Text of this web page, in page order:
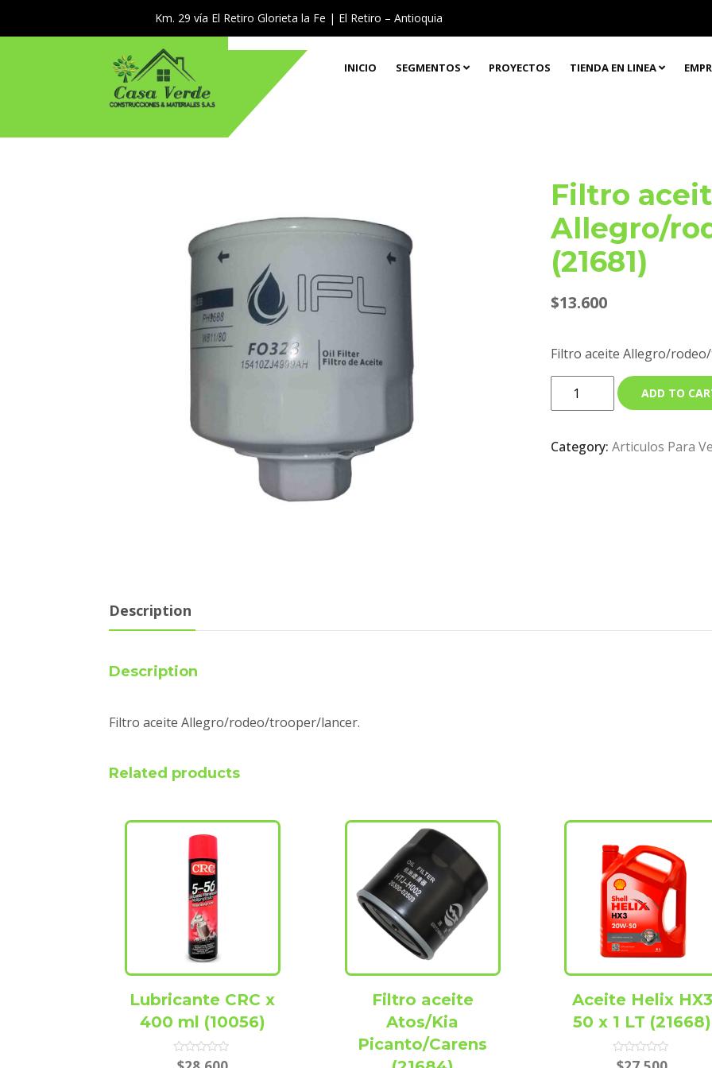
Km. 29 vía El Retiro Glorieta la Fe | El Retiro – Antioquia
INICIO SEGMENTOS PROYECTOS TIENDA EN LINEA
Filtro
Allegro/
(21681)
$13.600
Filtro aceite Allegro/
ADD TO
Category:Articulos Para
Description
Description
Filtro aceite Allegro/rodeo/trooper/lancer.
Related products
Lubricante CRC x
400 ml (10056)
Rated
Filtro aceite
Atos/Kia
Picanto/Carens
Aceite Helix HX3
50 x 1 LT (21668)
Rated